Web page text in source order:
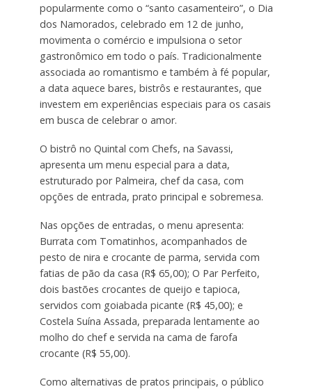
popularmente como o “santo casamenteiro”, o Dia
dos Namorados, celebrado em 12 de junho,
movimenta o comércio e impulsiona o setor
gastronômico em todo o país. Tradicionalmente
associada ao romantismo e também à fé popular,
a data aquece bares, bistrôs e restaurantes, que
investem em experiências especiais para os casais
em busca de celebrar o amor.
O bistrô no Quintal com Chefs, na Savassi,
apresenta um menu especial para a data,
estruturado por Palmeira, chef da casa, com
opções de entrada, prato principal e sobremesa.
Nas opções de entradas, o menu apresenta:
Burrata com Tomatinhos, acompanhados de
pesto de nira e crocante de parma, servida com
fatias de pão da casa (R$ 65,00); O Par Perfeito,
dois bastões crocantes de queijo e tapioca,
servidos com goiabada picante (R$ 45,00); e
Costela Suína Assada, preparada lentamente ao
molho do chef e servida na cama de farofa
crocante (R$ 55,00).
Como alternativas de pratos principais, o público